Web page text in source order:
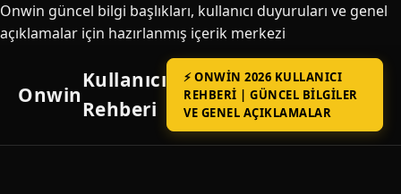
Onwin güncel bilgi başlıkları, kullanıcı duyuruları ve genel
açıklamalar için hazırlanmış içerik merkezi
Onwin
Kullanıcı
Rehberi
⚡ ONWIN 2026 KULLANICI
REHBERI | GÜNCEL BILGILER
VE GENEL AÇIKLAMALAR